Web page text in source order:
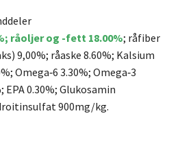
råoljer og -fett 18.00%; råfiber
9,00%; råaske 8.60%; Kalsium
Omega‐6 3.30%; Omega‐3
EPA 0.30%; Glukosamin
900mg/kg.